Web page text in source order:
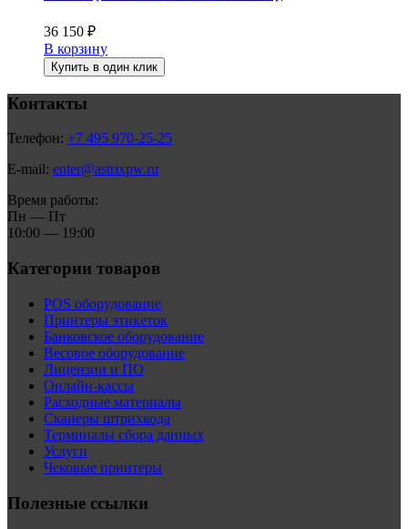
36 150 ₽
В корзину
Купить в один клик
Контакты
Телефон: +7 495 970-25-25
E-mail: enter@astrixpw.ru
Время работы:
Пн — Пт
10:00 — 19:00
Категории товаров
POS оборудование
Принтеры этикеток
Банковское оборудование
Весовое оборудование
Лицензии и ПО
Онлайн-кассы
Расходные материалы
Сканеры штрихкода
Терминалы сбора данных
Услуги
Чековые принтеры
Полезные ссылки